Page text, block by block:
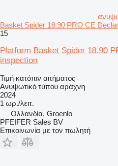
Basket Spider 18.90 PRO CE
15
Platform Basket Spider 18.90
inspection
Τιμή κατόπιν αιτήματος
Ανυψωτικό τύπου αράχνη
2024
1 ωρ./λειτ.
Ολλανδία, Groenlo
PFEIFER Sales BV
Επικοινωνία με τον πωλητή